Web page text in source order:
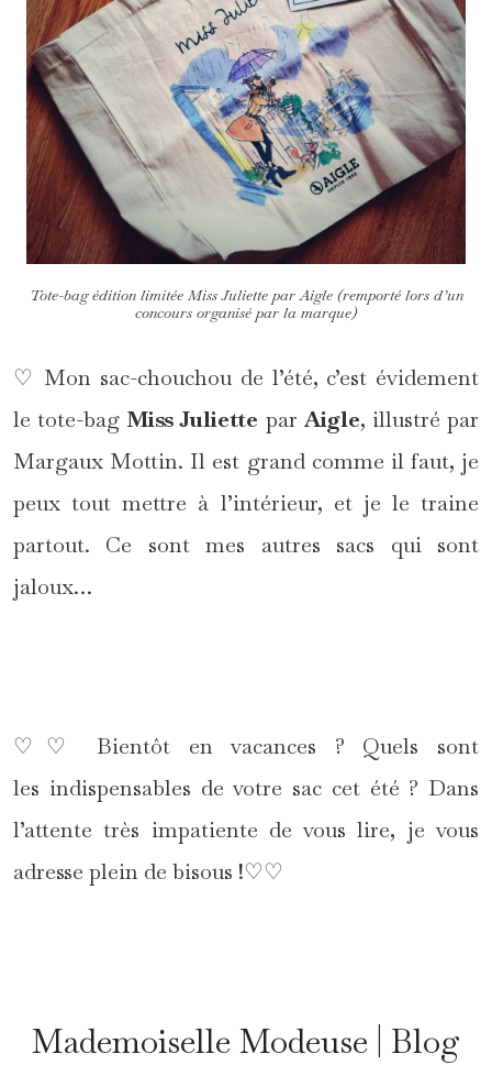
Tote-bag édition limitée Miss Juliette par Aigle (remporté lors d’un
concours organisé par la marque)
♡ Mon sac-chouchou de l’été, c’est évidement
le tote-bagMiss Juliette par Aigle, illustré par
Margaux Mottin. Il est grand comme il faut, je
peux tout mettre à l’intérieur, et je le traine
partout. Ce sont mes autres sacs qui sont
jaloux…
♡♡ Bientôt en vacances ? Quels sont
les indispensables de votre sac cet été ? Dans
l’attente très impatiente de vous lire, je vous
adresse plein de bisous !♡♡
Mademoiselle Modeuse | Blog